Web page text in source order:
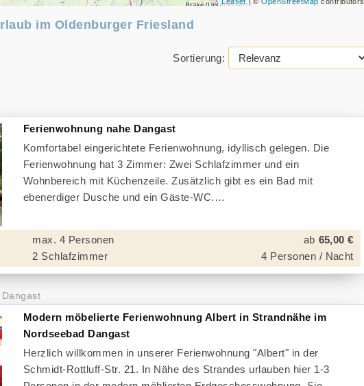
im Oldenburger Friesland
Sortierung:
Ferienwohnung nahe Dangast
Komfortabel eingerichtete Ferienwohnung, idyllisch gelegen. Die
Ferienwohnung hat 3 Zimmer: Zwei Schlafzimmer und ein
Wohnbereich mit Küchenzeile. Zusätzlich gibt es ein Bad mit
ebenerdiger Dusche und ein Gäste-WC.
max. 4 Personen
2 Schlafzimmer
ab 65,00 €
4 Personen / Nacht
Dangast
Modern möbelierte Ferienwohnung Albert in Strandnähe im
Nordseebad Dangast
Herzlich willkommen in unserer Ferienwohnung "Albert" in der
Schmidt-Rottluff-Str. 21. In Nähe des Strandes urlauben hier 1-3